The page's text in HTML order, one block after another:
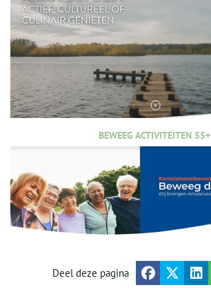
BEWEEG ACTIVITEITEN 55+
Deel deze pagina